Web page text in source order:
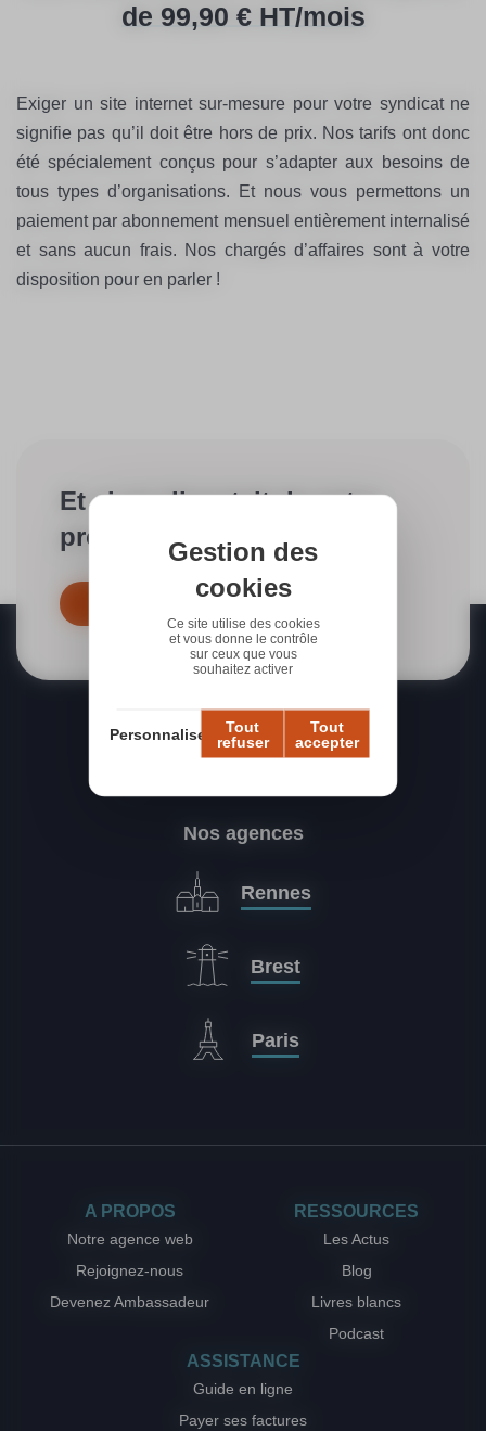
de 99,90 € HT/mois
Exiger un site internet sur-mesure pour votre syndicat ne
signifie pas qu’il doit être hors de prix. Nos tarifs ont donc
été spécialement conçus pour s’adapter aux besoins de
tous types d’organisations. Et nous vous permettons un
paiement par abonnement mensuel entièrement internalisé
et sans aucun frais. Nos chargés d’affaires sont à votre
disposition pour en parler !
Et si on discutait de votre
projet ?
Nos agences
Rennes
Brest
Paris
A PROPOS
Notre agence web
Rejoignez-nous
Devenez Ambassadeur
RESSOURCES
Les Actus
Blog
Livres blancs
Podcast
ASSISTANCE
Guide en ligne
Payer ses factures
Gestion des
cookies
Ce site utilise des cookies
et vous donne le contrôle
sur ceux que vous
souhaitez activer
Tout
accepter
Tout
refuser
Personnaliser